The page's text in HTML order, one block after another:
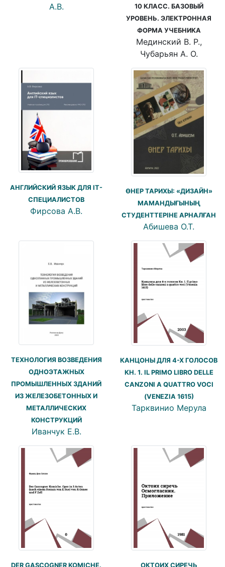
А.В.
10 КЛАСС. БАЗОВЫЙ
УРОВЕНЬ. ЭЛЕКТРОННАЯ
ФОРМА УЧЕБНИКА
Мединский В. Р.,
Чубарьян А. О.
АНГЛИЙСКИЙ ЯЗЫК ДЛЯ IT-
СПЕЦИАЛИСТОВ
Фирсова А.В.
ӨНЕР ТАРИХЫ: «ДИЗАЙН»
МАМАНДЫҒЫНЫҢ
СТУДЕНТТЕРІНЕ АРНАЛҒАН
Абишева О.Т.
ТЕХНОЛОГИЯ ВОЗВЕДЕНИЯ
ОДНОЭТАЖНЫХ
ПРОМЫШЛЕННЫХ ЗДАНИЙ
ИЗ ЖЕЛЕЗОБЕТОННЫХ И
МЕТАЛЛИЧЕСКИХ
КОНСТРУКЦИЙ
Иванчук Е.В.
КАНЦОНЫ ДЛЯ 4-Х ГОЛОСОВ
КН. 1. IL PRIMO LIBRO DELLE
CANZONI A QUATTRO VOCI
(VENEZIA 1615)
Тарквинио Мерула
DER GASCOGNER KOMICHE. ОКТОИХ СИРЕЧЬ